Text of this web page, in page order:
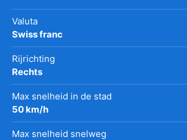
Valuta
Swiss franc
Rijrichting
Rechts
Max snelheid in de stad
50 km/h
Max snelheid snelweg